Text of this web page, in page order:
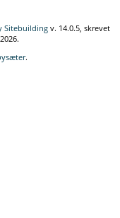
Sitebuildingv. 14.0.5, skrevet
.